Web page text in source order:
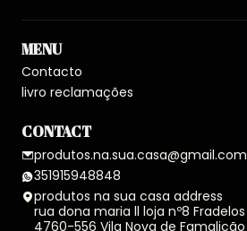
MENU
Contacto
livro reclamações
CONTACT
produtos.na.sua.casa@gmail.com
351915948848
produtos na sua casa address
rua dona maria ll loja nº8 Fradelos
4760-556 Vila Nova de Famalicão